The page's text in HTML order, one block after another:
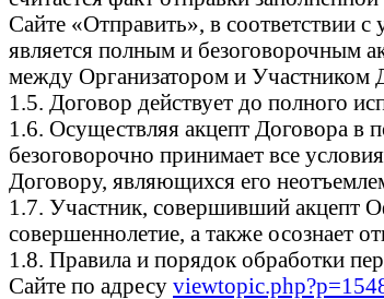
Сайте «Отправить», в соответствии
является полным и безоговорочным
между Организатором и Участником
1.5. Договор действует до полного
1.6. Осуществляя акцепт Договора в
безоговорочно принимает все
Договору, являющихся его
1.7. Участник, совершивший акцепт
совершеннолетие, а также осознает
1.8. Правила и порядок обработки
Сайте по адресу